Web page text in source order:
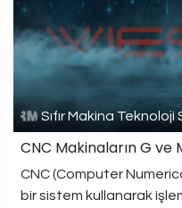
Sıfır Makina Teknoloji
CNC Makinaların G ve
CNC (Computer
bir sistem kullanarak